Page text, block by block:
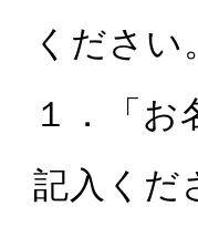
ください。
１．「
記入くだ